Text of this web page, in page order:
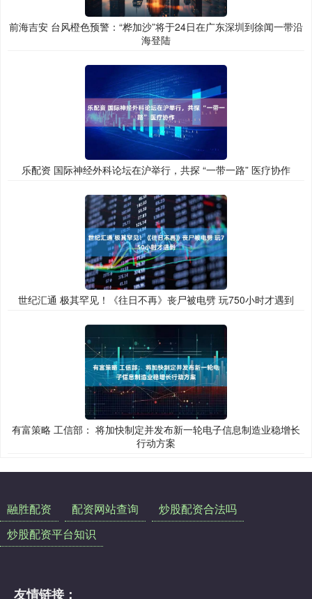
前海吉安 台风橙色预警：“桦加沙”将于24日在广东深圳到徐闻一带沿
海登陆
乐配资 国际神经外科论坛在沪举行，共探 “一带一路” 医疗协作
世纪汇通 极其罕见！《往日不再》丧尸被电劈 玩750小时才遇到
有富策略 工信部： 将加快制定并发布新一轮电子信息制造业稳增长
行动方案
融胜配资 配资网站查询
炒股配资合法吗
炒股配资平台知识
友情链接：